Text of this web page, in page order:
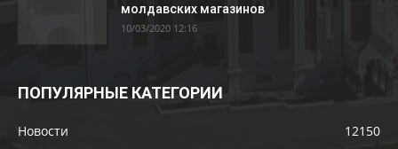
молдавских магазинов
10/03/2020 12:16
ПОПУЛЯРНЫЕ КАТЕГОРИИ
Новости 12150